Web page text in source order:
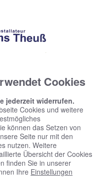
Cookies
jederzeit widerrufen.
Cookies und weitere
können das Setzen von
Seite nur mit den
nutzen. Weitere
Übersicht der Cookies
finden Sie in unserer
Ihre Einstellungen